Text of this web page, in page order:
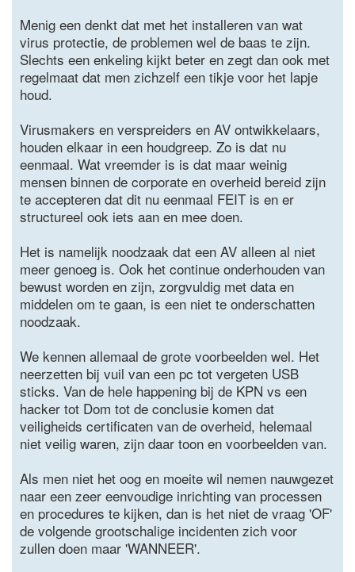
Menig een denkt dat met het installeren van wat
virus protectie, de problemen wel de baas te zijn.
Slechts een enkeling kijkt beter en zegt dan ook met
regelmaat dat men zichzelf een tikje voor het lapje
houd.
Virusmakers en verspreiders en AV ontwikkelaars,
houden elkaar in een houdgreep. Zo is dat nu
eenmaal. Wat vreemder is is dat maar weinig
mensen binnen de corporate en overheid bereid zijn
te accepteren dat dit nu eenmaal FEIT is en er
structureel ook iets aan en mee doen.
Het is namelijk noodzaak dat een AV alleen al niet
meer genoeg is. Ook het continue onderhouden van
bewust worden en zijn, zorgvuldig met data en
middelen om te gaan, is een niet te onderschatten
noodzaak.
We kennen allemaal de grote voorbeelden wel. Het
neerzetten bij vuil van een pc tot vergeten USB
sticks. Van de hele happening bij de KPN vs een
hacker tot Dom tot de conclusie komen dat
veiligheids certificaten van de overheid, helemaal
niet veilig waren, zijn daar toon en voorbeelden van.
Als men niet het oog en moeite wil nemen nauwgezet
naar een zeer eenvoudige inrichting van processen
en procedures te kijken, dan is het niet de vraag 'OF'
de volgende grootschalige incidenten zich voor
zullen doen maar 'WANNEER'.